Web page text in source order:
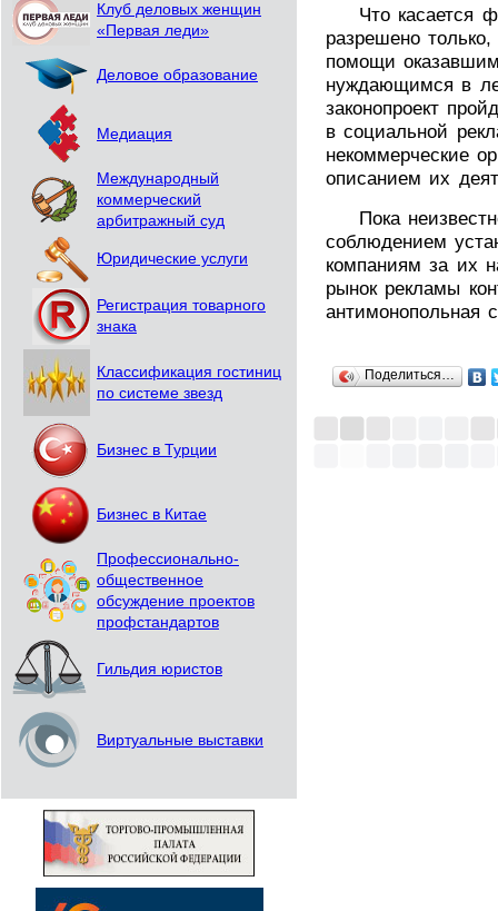
Клуб деловых женщин
«Первая леди»
Деловое образование
Медиация
Международный
коммерческий
арбитражный суд
Юридические услуги
Регистрация товарного
знака
Классификация гостиниц
по системе звезд
Бизнес в Турции
Бизнес в Китае
Профессионально-
общественное
обсуждение проектов
профстандартов
Гильдия юристов
Виртуальные выставки
Что касается
разрешено
помощи
нуждающимся в
законопроект
в социальной
некоммерческие
описанием их
Пока
соблюдением
компаниям за их
рынок рекламы
антимонопольная
Поделиться…